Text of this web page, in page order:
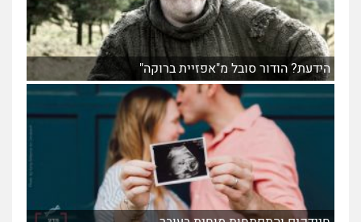
הידעת? הודור סובל מ"אפזיית ברוקה"